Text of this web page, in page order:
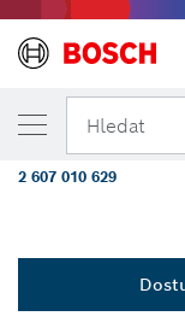
Hledat
10dílná sada
ZVOLENÁ VARIANTA
10dílná
pily Basic for
2 607 010 629